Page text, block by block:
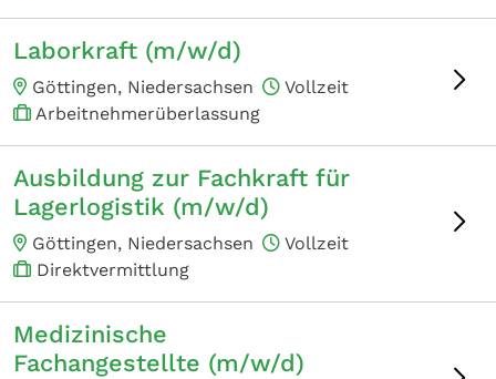
Laborkraft (m/w/d)
Göttingen, Niedersachsen
Vollzeit
Arbeitnehmerüberlassung
Ausbildung zur Fachkraft für
Lagerlogistik (m/w/d)
Göttingen, Niedersachsen
Vollzeit
Direktvermittlung
Medizinische
Fachangestellte (m/w/d)